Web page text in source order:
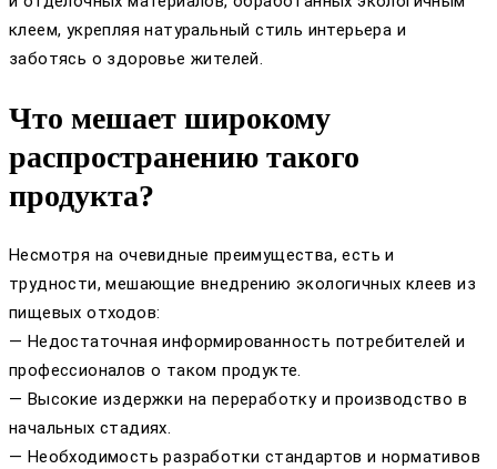
клеем, укрепляя натуральный стиль интерьера и
заботясь о здоровье жителей.
Что мешает широкому
распространению такого
продукта?
Несмотря на очевидные преимущества, есть и
трудности, мешающие внедрению экологичных клеев из
пищевых отходов:
— Недостаточная информированность потребителей и
профессионалов о таком продукте.
— Высокие издержки на переработку и производство в
начальных стадиях.
— Необходимость разработки стандартов и нормативов